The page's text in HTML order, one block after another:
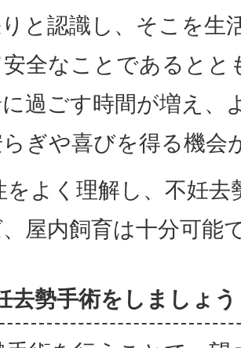
と認識し、そこを生
全なことであるとと
過ごす時間が増え、
ぎや喜びを得る機会
をよく理解し、不妊去
屋内飼育は十分可能
去勢手術をしましょう